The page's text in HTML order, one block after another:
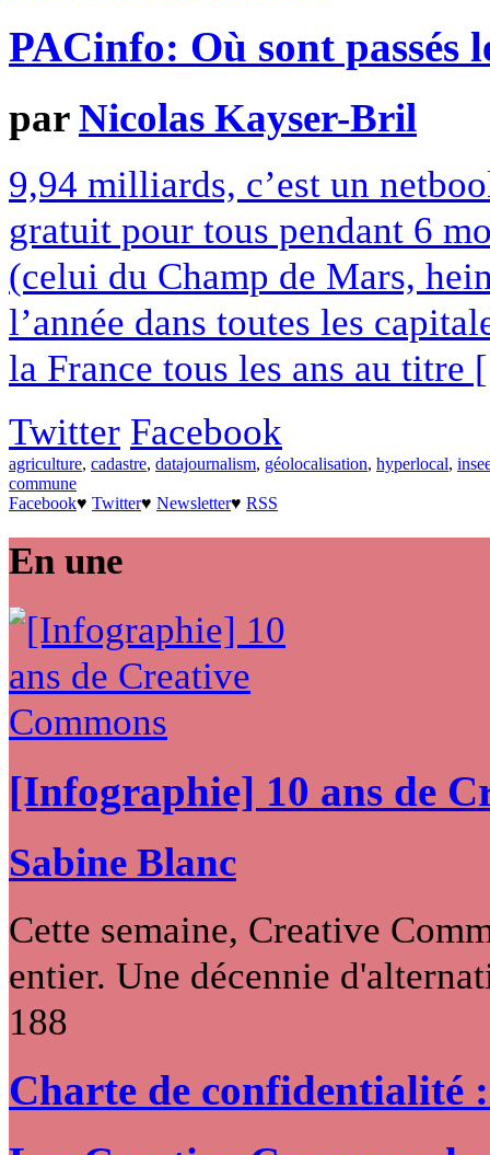
PACinfo: Où sont passés
parNicolas Kayser-Bril
9,94 milliards, c’est un
gratuit pour tous pendant 6
(celui du Champ de Mars,
l’année dans toutes les
la France tous les ans au titre
Twitter Facebook
agriculture, cadastre, datajournalism, géolocalisation, hyperlocal,
commune
Facebook♥ Twitter♥ Newsletter♥ RSS
En une
[Infographie] 10 ans de
Sabine Blanc
Cette semaine, Creative
entier. Une décennie
188
Charte de confidentialité